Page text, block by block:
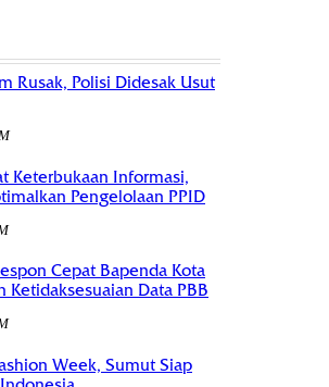
Rusak, Polisi Didesak Usut
Keterbukaan Informasi,
Pengelolaan PPID
Cepat Bapenda Kota
Ketidaksesuaian Data PBB
Week, Sumut Siap